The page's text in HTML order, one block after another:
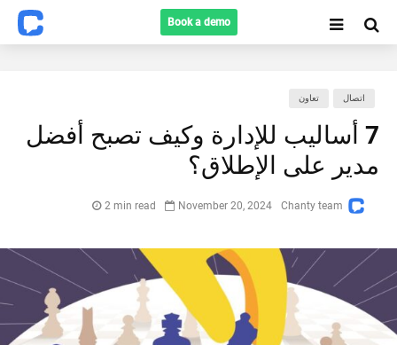
Book a demo
Search
اتصال تعاون
7 أساليب للإدارة وكيف تصبح أفضل
مدير على الإطلاق؟
November 20, 2024
2 min read